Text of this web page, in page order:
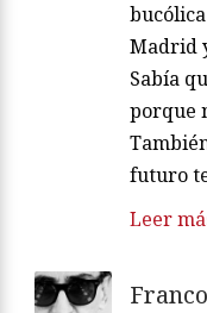
Madrid
Sabía
porque
futuro
Leer